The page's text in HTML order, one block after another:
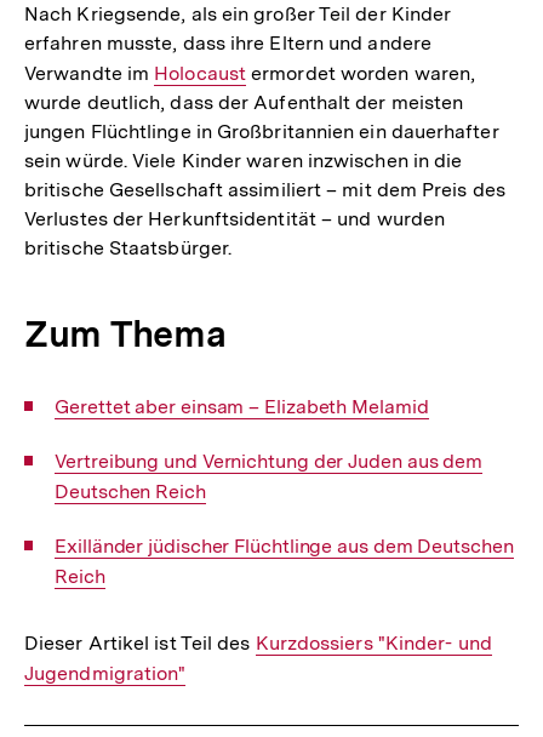
Nach Kriegsende, als ein großer Teil der Kinder
erfahren musste, dass ihre Eltern und andere
Verwandte im Interner
Link:
Holocaustermordet worden waren,
wurde deutlich, dass der Aufenthalt der meisten
jungen Flüchtlinge in Großbritannien ein dauerhafter
sein würde. Viele Kinder waren inzwischen in die
britische Gesellschaft assimiliert – mit dem Preis des
Verlustes der Herkunftsidentität – und wurden
britische Staatsbürger.
Zum Thema
Interner
Gerettet aber einsam – Elizabeth Melamid
Interner
Link:
Vertreibung und Vernichtung der Juden aus dem
Deutschen Reich
Interner
Link:
Exilländer jüdischer Flüchtlinge aus dem Deutschen
Reich
Dieser Artikel ist Teil des Interner
Kurzdossiers "Kinder- und
Jugendmigration"